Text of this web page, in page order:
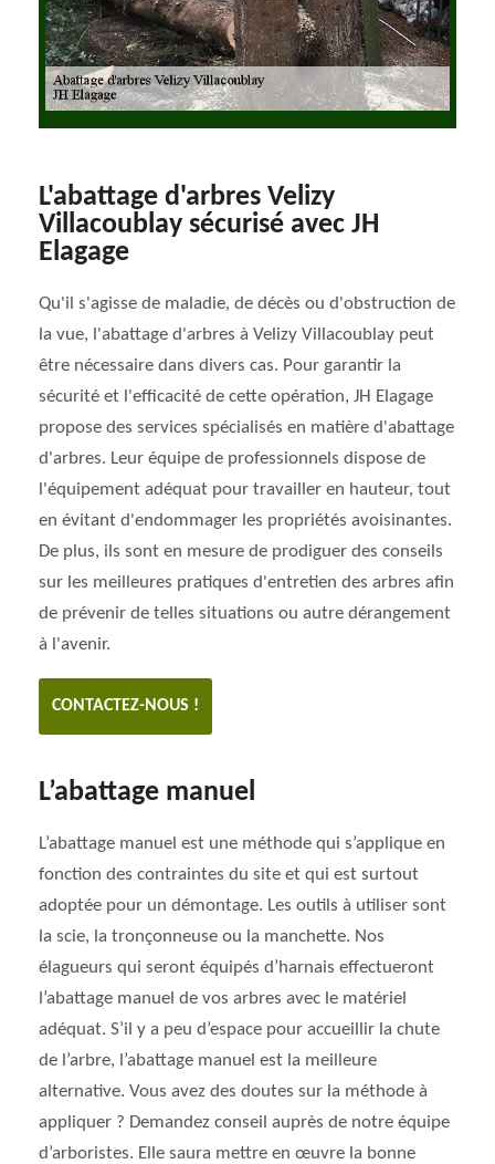
L'abattage d'arbres Velizy
Villacoublay sécurisé avec JH
Elagage
Qu'il s'agisse de maladie, de décès ou d'obstruction de
la vue, l'abattage d'arbres à Velizy Villacoublay peut
être nécessaire dans divers cas. Pour garantir la
sécurité et l'efficacité de cette opération, JH Elagage
propose des services spécialisés en matière d'abattage
d'arbres. Leur équipe de professionnels dispose de
l'équipement adéquat pour travailler en hauteur, tout
en évitant d'endommager les propriétés avoisinantes.
De plus, ils sont en mesure de prodiguer des conseils
sur les meilleures pratiques d'entretien des arbres afin
de prévenir de telles situations ou autre dérangement
à l'avenir.
CONTACTEZ-NOUS !
L’abattage manuel
L’abattage manuel est une méthode qui s’applique en
fonction des contraintes du site et qui est surtout
adoptée pour un démontage. Les outils à utiliser sont
la scie, la tronçonneuse ou la manchette. Nos
élagueurs qui seront équipés d’harnais effectueront
l’abattage manuel de vos arbres avec le matériel
adéquat. S’il y a peu d’espace pour accueillir la chute
de l’arbre, l’abattage manuel est la meilleure
alternative. Vous avez des doutes sur la méthode à
appliquer ? Demandez conseil auprès de notre équipe
d’arboristes. Elle saura mettre en œuvre la bonne